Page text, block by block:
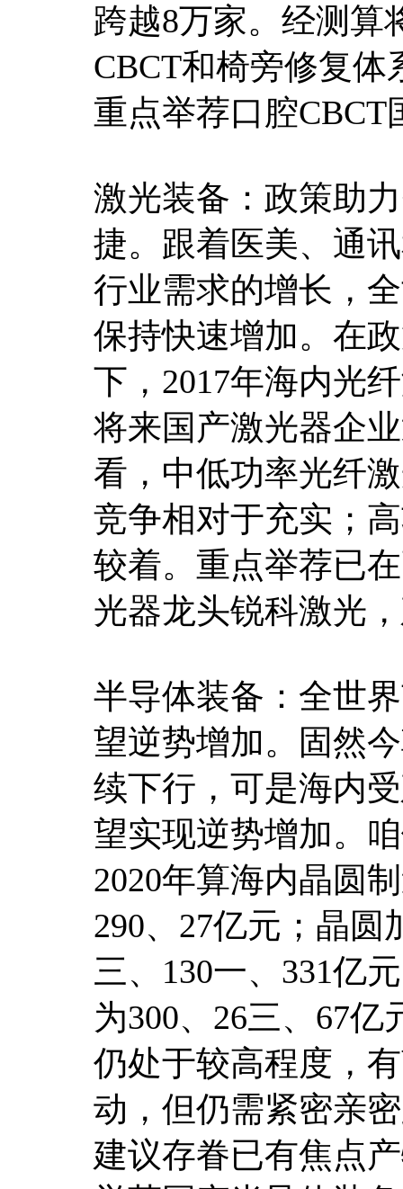
跨越8万家。经测算
CBCT和椅旁修复体
重点举荐口腔
激光装备：政策助
捷。跟着医美、通
行业需求的增长，
保持快速增加。在
下，2017年海内光
将来国产激光器企
看，中低功率光纤
竞争相对于充实；
较着。重点举荐已
光器龙头锐科激光
半导体装备：全世
望逆势增加。固然
续下行，可是海内
望实现逆势增加。
2020年算海内晶圆
290、27亿元；晶圆
三、130一、331亿
为300、26三、67
仍处于较高程度，
动，但仍需紧密亲
建议存眷已有焦点